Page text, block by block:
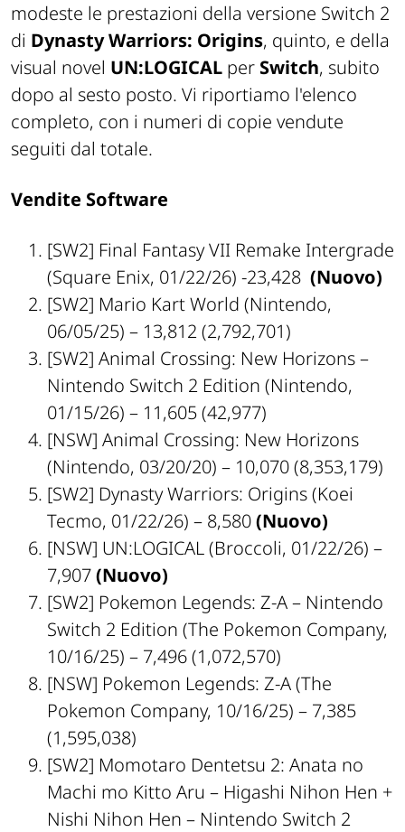
modeste le prestazioni della versione Switch 2
di Dynasty Warriors: Origins, quinto, e della
visual novel UN:LOGICAL per Switch, subito
dopo al sesto posto. Vi riportiamo l'elenco
completo, con i numeri di copie vendute
seguiti dal totale.
Vendite Software
[SW2] Final Fantasy VII Remake Intergrade
(Square Enix, 01/22/26) -23,428 (Nuovo)
[SW2] Mario Kart World (Nintendo,
06/05/25) – 13,812 (2,792,701)
[SW2] Animal Crossing: New Horizons –
Nintendo Switch 2 Edition (Nintendo,
01/15/26) – 11,605 (42,977)
[NSW] Animal Crossing: New Horizons
(Nintendo, 03/20/20) – 10,070 (8,353,179)
[SW2] Dynasty Warriors: Origins(Koei
Tecmo, 01/22/26) – 8,580(Nuovo)
[NSW] UN:LOGICAL(Broccoli, 01/22/26) –
7,907(Nuovo)
[SW2] Pokemon Legends: Z-A – Nintendo
Switch 2 Edition (The Pokemon Company,
10/16/25) – 7,496 (1,072,570)
[NSW] Pokemon Legends: Z-A(The
Pokemon Company, 10/16/25) – 7,385
(1,595,038)
[SW2] Momotaro Dentetsu 2: Anata no
Machi mo Kitto Aru – Higashi Nihon Hen +
Nishi Nihon Hen – Nintendo Switch 2